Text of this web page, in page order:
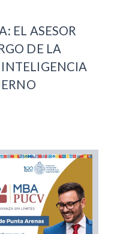
EL ASESOR
DE LA